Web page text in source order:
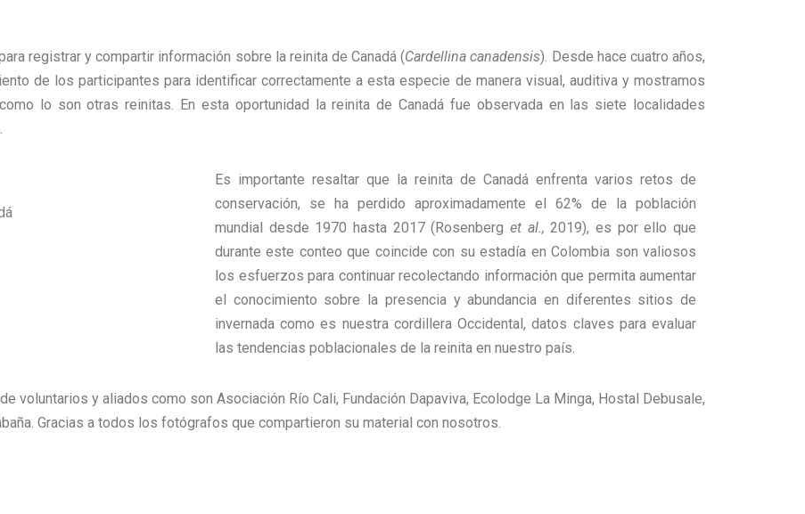
registrar y compartir información sobre la reinita de Canadá (Cardellina canadensis). Desde hace cuatro años,
de los participantes para identificar correctamente a esta especie de manera visual, auditiva y mostramos
lo son otras reinitas. En esta oportunidad la reinita de Canadá fue observada en las siete localidades
Es importante resaltar que la reinita de Canadá enfrenta varios retos de
conservación, se ha perdido aproximadamente el 62% de la población
mundial desde 1970 hasta 2017 (Rosenberg et al., 2019), es por ello que
durante este conteo que coincide con su estadía en Colombia son valiosos
los esfuerzos para continuar recolectando información que permita aumentar
el conocimiento sobre la presencia y abundancia en diferentes sitios de
invernada como es nuestra cordillera Occidental, datos claves para evaluar
las tendencias poblacionales de la reinita en nuestro país.
voluntarios y aliados como son Asociación Río Cali, Fundación Dapaviva, Ecolodge La Minga, Hostal Debusale,
Gracias a todos los fotógrafos que compartieron su material con nosotros.